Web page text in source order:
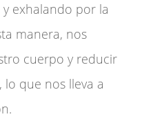
exhalando por la
manera, nos
cuerpo y reducir
que nos lleva a